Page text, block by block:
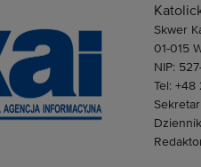
Skwer
01-015
NIP:
Tel: +48